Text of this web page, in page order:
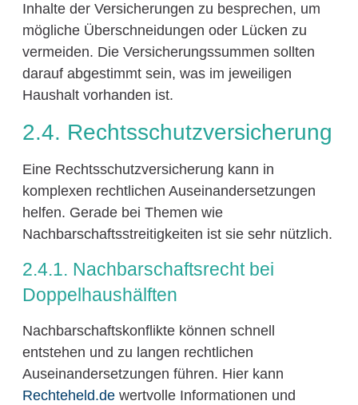
Inhalte der Versicherungen zu besprechen, um
mögliche Überschneidungen oder Lücken zu
vermeiden. Die Versicherungssummen sollten
darauf abgestimmt sein, was im jeweiligen
Haushalt vorhanden ist.
2.4. Rechtsschutzversicherung
Eine Rechtsschutzversicherung kann in
komplexen rechtlichen Auseinandersetzungen
helfen. Gerade bei Themen wie
Nachbarschaftsstreitigkeiten ist sie sehr nützlich.
2.4.1. Nachbarschaftsrecht bei
Doppelhaushälften
Nachbarschaftskonflikte können schnell
entstehen und zu langen rechtlichen
Auseinandersetzungen führen. Hier kann
Rechteheld.dewertvolle Informationen und